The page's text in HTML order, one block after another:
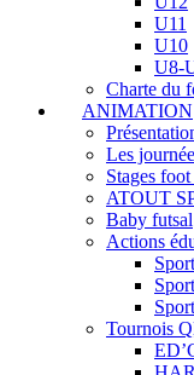
U11
U10
U8-
Charte du
ANIMATION
Les
Stages
ATOUT
Baby futsal
Actions
Tournois